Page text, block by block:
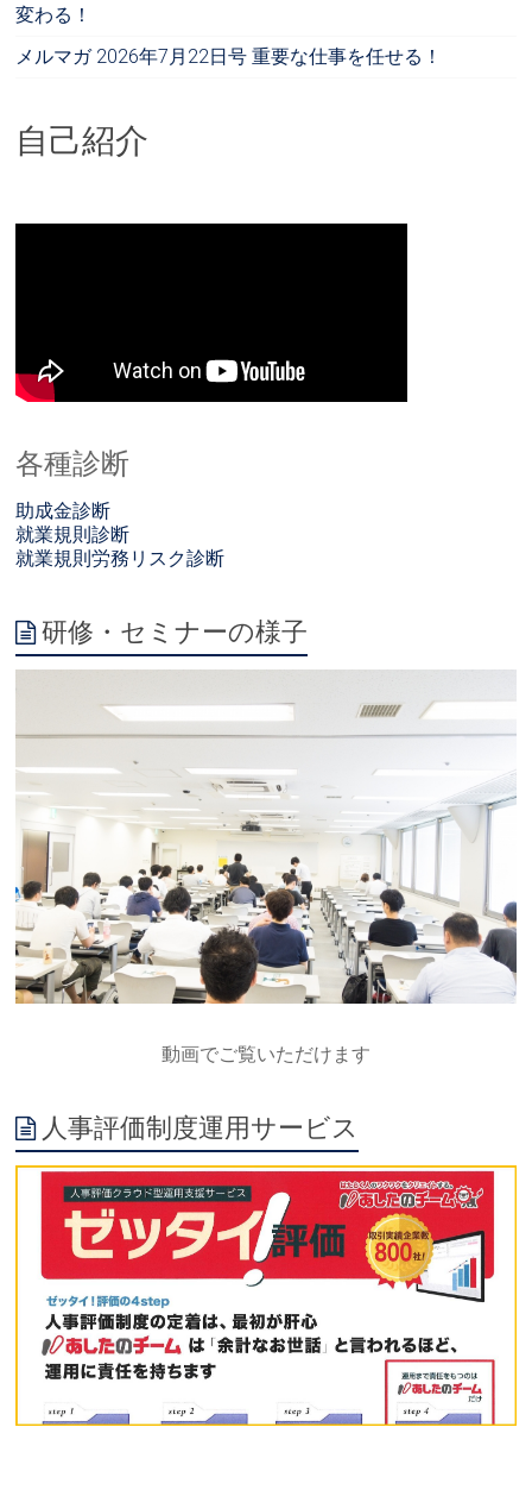
変わる！
メルマガ 2026年7月22日号 重要な仕事を任せる！
自己紹介
各種診断
助成金診断
就業規則診断
就業規則労務リスク診断
研修・セミナーの様子
動画でご覧いただけます
人事評価制度運用サービス